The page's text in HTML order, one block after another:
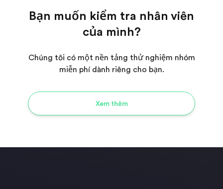
Bạn muốn kiểm tra nhân viên
của mình?
Chúng tôi có một nền tảng thử nghiệm nhóm
miễn phí dành riêng cho bạn.
Xem thêm